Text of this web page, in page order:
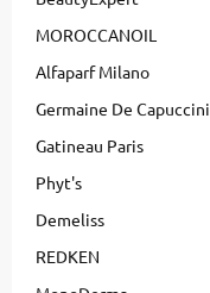
MOROCCANOIL
Alfaparf Milano
Germaine De Capuccini
Gatineau Paris
Phyt's
Demeliss
REDKEN